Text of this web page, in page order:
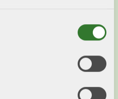
cirkulär bioekonomi för